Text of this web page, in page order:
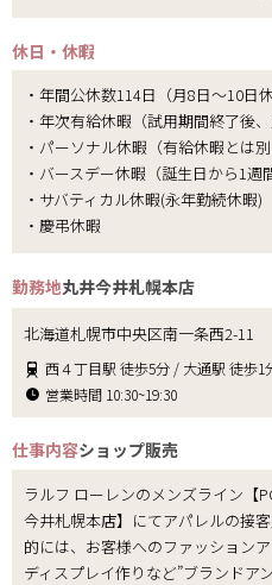
休日・休暇
・年間公休数114日（月8日～10日休
・年次有給休暇（試用期間終了後
・パーソナル休暇（有給休暇とは別
・バースデー休暇（誕生日から1週
・サバティカル休暇(永年勤続休暇)
・慶弔休暇
勤務地丸井今井札幌本店
北海道札幌市中央区南一条西2-11
西４丁目駅 徒歩5分 / 大通駅 徒歩1
営業時間 10:30~19:30
仕事内容ショップ販売
ラルフ ローレンのメンズライン【
今井札幌本店】にてアパレルの接
的には、お客様へのファッション
ディスプレイ作りなど”ブランドア